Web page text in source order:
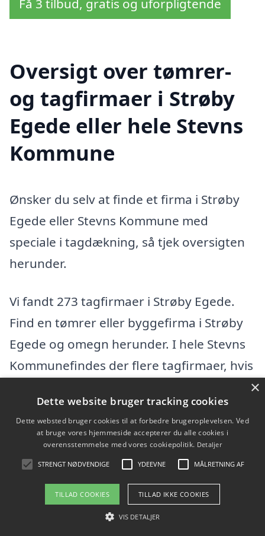
Få 3 tilbud, gratis og uforpligtende
Oversigt over tømrer-
og tagfirmaer i Strøby
Egede eller hele Stevns
Kommune
Ønsker du selv at finde et firma i Strøby
Egede eller Stevns Kommune med
speciale i tagdækning, så tjek oversigten
herunder.
Vi fandt 273 tagfirmaer i Strøby Egede.
Find en tømrer eller byggefirma i Strøby
Egede og omegn herunder. I hele Stevns
Kommunefindes der flere tagfirmaer, hvis
tømrer.
2P Renovering
Bygaden 65, 4652 Hårlev
Ansatte: 0
Startdato: 05. marts 2014,
×
Dette website bruger tracking cookies
Dette websted bruger cookies til at forbedre brugeroplevelsen. Ved
at bruge vores hjemmeside accepterer du alle cookies i
overensstemmelse med vores cookiepolitik. Detaljer
STRENGT NØDVENDIGE YDEEVNE MÅLRETNING AF
TILLAD COOKIES TILLAD IKKE COOKIES
VIS DETALJER